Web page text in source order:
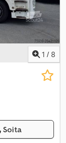
1 / 8
Soita